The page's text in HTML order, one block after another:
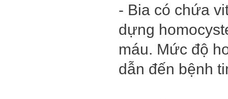
- Bia có chứa
dựng
máu. Mức độ
dẫn đến bệnh